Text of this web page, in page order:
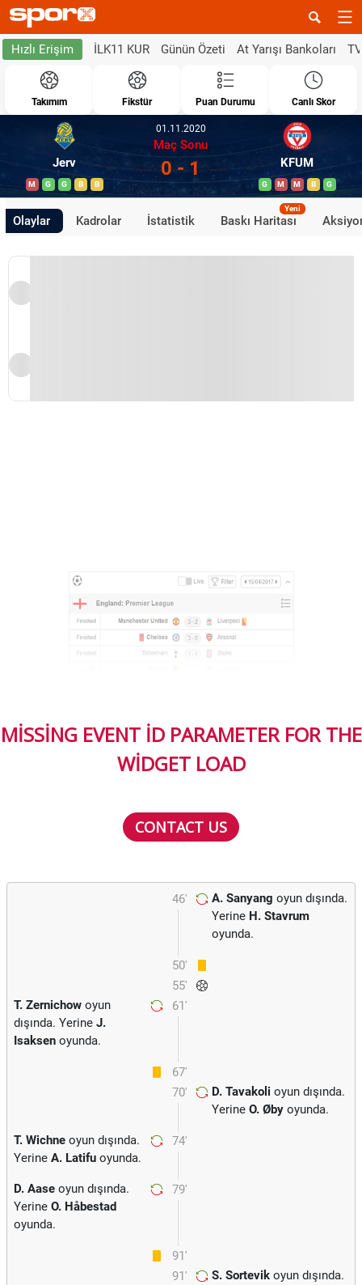
Hızlı Erişim İLK11 KUR Günün Özeti At Yarışı Bankoları
Takımım Fikstür Puan Durumu Canlı Skor
Jerv
M G G B B
01.11.2020
Maç Sonu
0 - 1 KFUM
G M M B G
Olaylar Kadrolar İstatistik Baskı Haritası
Yeni
MISSING EVENT ID PARAMETER FOR THE
WIDGET LOAD
CONTACT US
46' A. Sanyang oyun dışında.
Yerine H. Stavrum
oyunda.
50'
55'
61'
T. Zernichow oyun
dışında. Yerine J.
Isaksen oyunda.
67'
70'
D. Tavakoli oyun dışında.
Yerine O. Øby oyunda.
74'
T. Wichne oyun dışında.
Yerine A. Latifu oyunda.
79'
D. Aase oyun dışında.
Yerine O. Håbestad
oyunda.
91'
91'
S. Sortevik oyun dışında.